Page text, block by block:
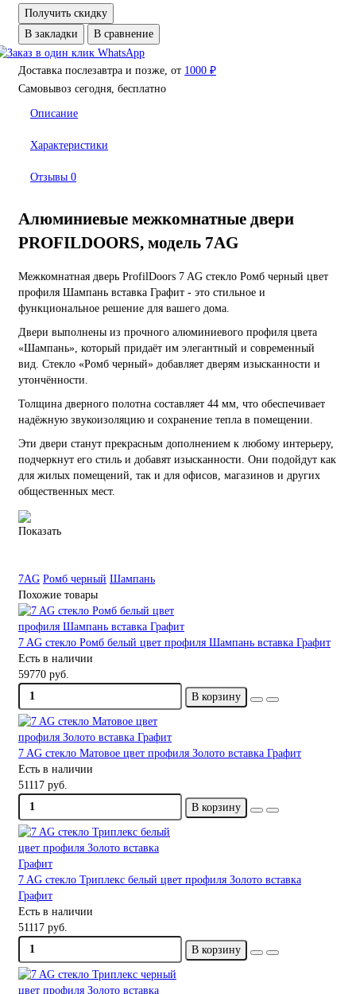
Получить скидку
В закладки
В сравнение
Доставка послезавтра и позже, от 1000 ₽
Самовывоз сегодня, бесплатно
Описание
Характеристики
Отзывы 0
Алюминиевые межкомнатные двери
PROFILDOORS, модель 7AG
Межкомнатная дверь ProfilDoors 7 AG стекло Ромб черный цвет
профиля Шампань вставка Графит - это стильное и
функциональное решение для вашего дома.
Двери выполнены из прочного алюминиевого профиля цвета
«Шампань», который придаёт им элегантный и современный
вид. Стекло «Ромб черный» добавляет дверям изысканности и
утончённости.
Толщина дверного полотна составляет 44 мм, что обеспечивает
надёжную звукоизоляцию и сохранение тепла в помещении.
Эти двери станут прекрасным дополнением к любому интерьеру,
подчеркнут его стиль и добавят изысканности. Они подойдут как
для жилых помещений, так и для офисов, магазинов и других
общественных мест.
Показать
7AG Ромб черный Шампань
Похожие товары
7 AG стекло Ромб белый цвет профиля Шампань вставка Графит
Есть в наличии
59770 руб.
В корзину
7 AG стекло Матовое цвет профиля Золото вставка Графит
Есть в наличии
51117 руб.
В корзину
7 AG стекло Триплекс белый цвет профиля Золото вставка
Графит
Есть в наличии
51117 руб.
В корзину